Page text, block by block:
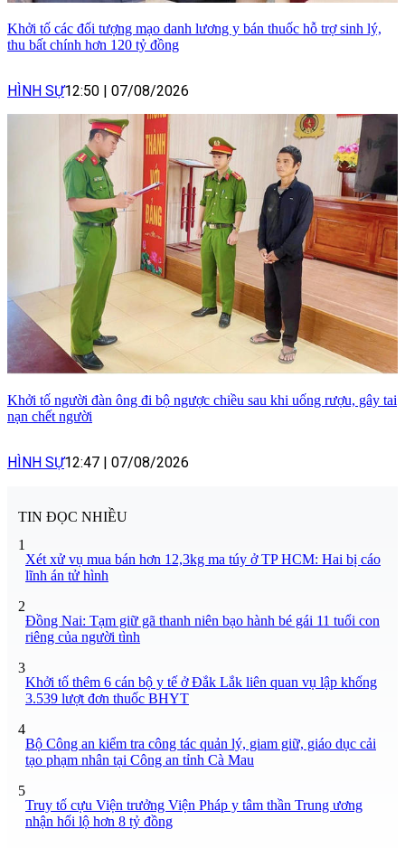
Khởi tố các đối tượng mạo danh lương y bán thuốc hỗ trợ sinh lý,
thu bất chính hơn 120 tỷ đồng
HÌNH SỰ12:50 | 07/08/2026
Khởi tố người đàn ông đi bộ ngược chiều sau khi uống rượu, gây tai
nạn chết người
HÌNH SỰ12:47 | 07/08/2026
TIN ĐỌC NHIỀU
1
Xét xử vụ mua bán hơn 12,3kg ma túy ở TP HCM: Hai bị cáo
lĩnh án tử hình
2
Đồng Nai: Tạm giữ gã thanh niên bạo hành bé gái 11 tuổi con
riêng của người tình
3
Khởi tố thêm 6 cán bộ y tế ở Đắk Lắk liên quan vụ lập khống
3.539 lượt đơn thuốc BHYT
4
Bộ Công an kiểm tra công tác quản lý, giam giữ, giáo dục cải
tạo phạm nhân tại Công an tỉnh Cà Mau
5
Truy tố cựu Viện trưởng Viện Pháp y tâm thần Trung ương
nhận hối lộ hơn 8 tỷ đồng